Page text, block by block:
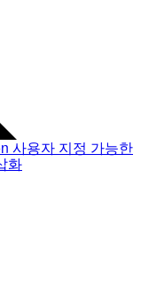
사용자 지정 가능한
화